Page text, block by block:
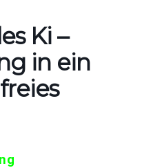
Ki –
in ein